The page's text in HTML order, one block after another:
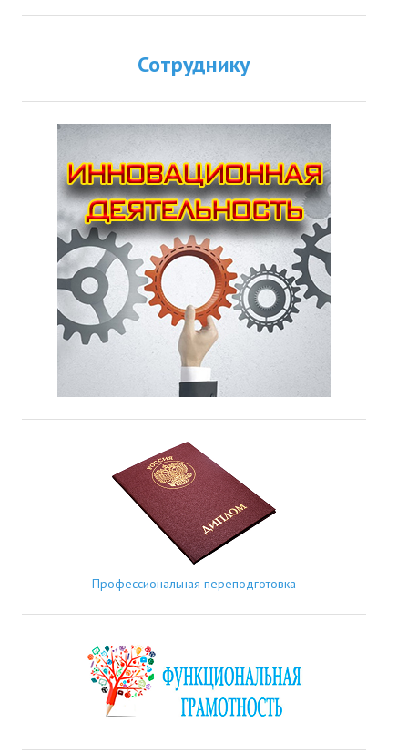
Сотруднику
Профессиональная переподготовка